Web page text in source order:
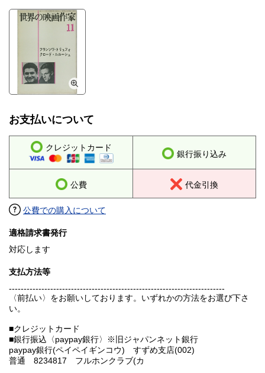
お支払いについて
クレジットカード
銀行振り込み
公費 代金引換
公費での購入について
適格請求書発行
対応します
支払方法等
-------------------------------------------------------------------------
〈前払い〉をお願いしております。いずれかの方法をお選び下さ
い。
■クレジットカード
■銀行振込〈paypay銀行〉※旧ジャパンネット銀行
paypay銀行(ペイペイギンコウ) すずめ支店(002)
普通 8234817 フルホンクラブ(カ